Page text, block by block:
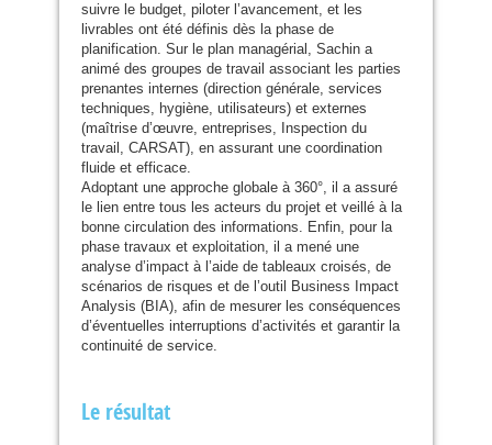
suivre le budget, piloter l’avancement, et les
livrables ont été définis dès la phase de
planification. Sur le plan managérial, Sachin a
animé des groupes de travail associant les parties
prenantes internes (direction générale, services
techniques, hygiène, utilisateurs) et externes
(maîtrise d’œuvre, entreprises, Inspection du
travail, CARSAT), en assurant une coordination
fluide et efficace.
Adoptant une approche globale à 360°, il a assuré
le lien entre tous les acteurs du projet et veillé à la
bonne circulation des informations. Enfin, pour la
phase travaux et exploitation, il a mené une
analyse d’impact à l’aide de tableaux croisés, de
scénarios de risques et de l’outil Business Impact
Analysis (BIA), afin de mesurer les conséquences
d’éventuelles interruptions d’activités et garantir la
continuité de service.
Le résultat